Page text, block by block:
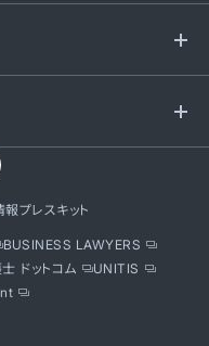
報プレスキット
BUSINESS LAWYERS
ドットコム
UNITIS